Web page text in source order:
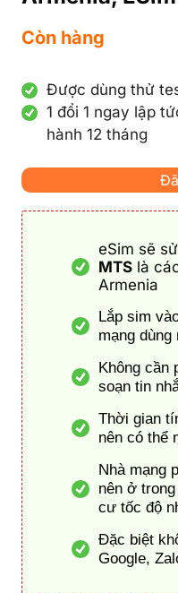
Còn hàng
Được dùng thử
1 đổi 1 ngay lập
hành 12 tháng
eSim sẽ
MTS là
Armenia
Lắp sim
mạng dùng
Không cần
soạn tin
Thời gian
nên có thể
Nhà mạng
nên ở
cư tốc độ
Đặc biệt
Google,